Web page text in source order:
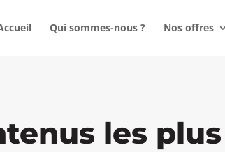
Qui sommes-nous ? Nos offres
les